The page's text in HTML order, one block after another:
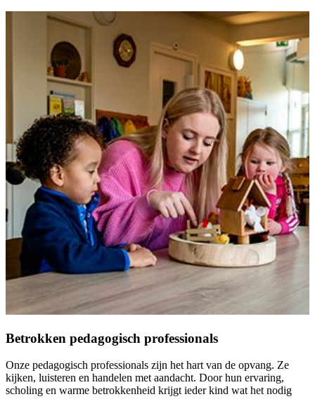
Betrokken pedagogisch professionals
Onze pedagogisch professionals zijn het hart van de opvang. Ze
kijken, luisteren en handelen met aandacht. Door hun ervaring,
scholing en warme betrokkenheid krijgt ieder kind wat het nodig